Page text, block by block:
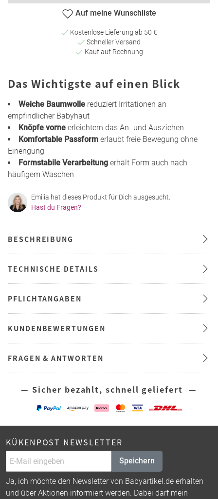
Auf meine Wunschliste
Kostenlose Lieferung ab 50 €
Schneller Versand
Kauf auf Rechnung
Das Wichtigste auf einen Blick
Weiche Baumwolle reduziert Irritationen an
empfindlicher Babyhaut
Knöpfe vorne erleichtern das An- und Ausziehen
Komfortable Passform erlaubt freie Bewegung ohne
Einengung
Formstabile Verarbeitung erhält Form auch nach
häufigem Waschen
Emilia hat dieses Produkt für Dich ausgesucht.
Hast du Fragen?
BESCHREIBUNG
TECHNISCHE DETAILS
PFLICHTANGABEN
KUNDENBEWERTUNGEN
FRAGEN & ANTWORTEN
— Sicher bezahlt, schnell geliefert —
KÜKENPOST NEWSLETTER
Speichern
Ja, ich möchte den Newsletter von Babyartikel.de erhalten
und über Aktionen informiert werden. Dabei darf mein